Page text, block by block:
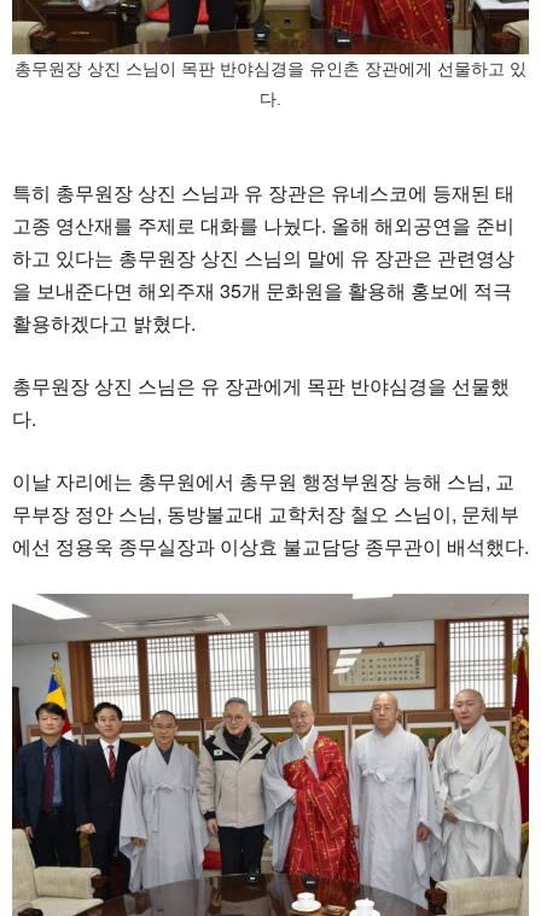
총무원장 상진 스님이 목판 반야심경을 유인촌 장관에게 선물하고 있
다.
특히 총무원장 상진 스님과 유 장관은 유네스코에 등재된 태
고종 영산재를 주제로 대화를 나눴다. 올해 해외공연을 준비
하고 있다는 총무원장 상진 스님의 말에 유 장관은 관련영상
을 보내준다면 해외주재 35개 문화원을 활용해 홍보에 적극
활용하겠다고 밝혔다.
총무원장 상진 스님은 유 장관에게 목판 반야심경을 선물했
다.
이날 자리에는 총무원에서 총무원 행정부원장 능해 스님, 교
무부장 정안 스님, 동방불교대 교학처장 철오 스님이, 문체부
에선 정용욱 종무실장과 이상효 불교담당 종무관이 배석했다.